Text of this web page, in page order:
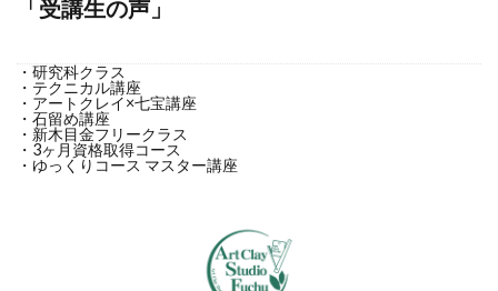
「受講生の声」
・研究科クラス
・テクニカル講座
・アートクレイ×七宝講座
・石留め講座
・新木目金フリークラス
・3ヶ月資格取得コース
・ゆっくりコース マスター講座